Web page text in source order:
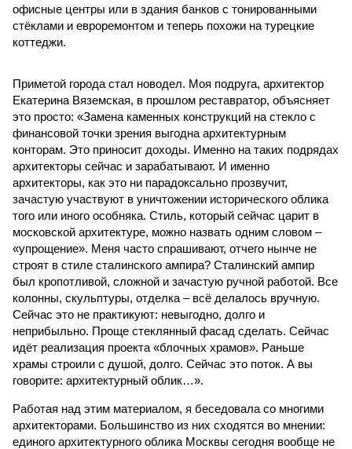
офисные центры или в здания банков с тонированными
стёклами и евроремонтом и теперь похожи на турецкие
коттеджи.
Приметой города стал новодел. Моя подруга, архитектор
Екатерина Вяземская, в прошлом реставратор, объясняет
это просто: «Замена каменных конструкций на стекло с
финансовой точки зрения выгодна архитектурным
конторам. Это приносит доходы. Именно на таких подрядах
архитекторы сейчас и зарабатывают. И именно
архитекторы, как это ни парадоксально прозвучит,
зачастую участвуют в уничтожении исторического облика
того или иного особняка. Стиль, который сейчас царит в
московской архитектуре, можно назвать одним словом –
«упрощение». Меня часто спрашивают, отчего нынче не
строят в стиле сталинского ампира? Сталинский ампир
был кропотливой, сложной и зачастую ручной работой. Все
колонны, скульптуры, отделка – всё делалось вручную.
Сейчас это не практикуют: невыгодно, долго и
неприбыльно. Проще стеклянный фасад сделать. Сейчас
идёт реализация проекта «блочных храмов». Раньше
храмы строили с душой, долго. Сейчас это поток. А вы
говорите: архитектурный облик…».
Работая над этим материалом, я беседовала со многими
архитекторами. Большинство из них сходятся во мнении:
единого архитектурного облика Москвы сегодня вообще не